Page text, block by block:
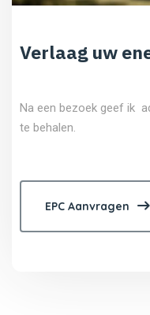
Verlaag uw
Na een bezoek geef ik
te behalen.
EPC Aanvragen